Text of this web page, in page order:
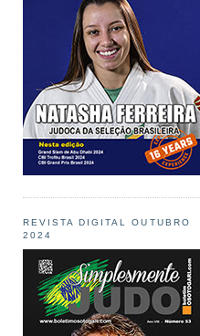
REVISTA DIGITAL OUTUBRO
2024